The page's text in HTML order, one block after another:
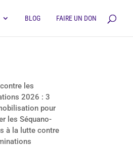
BLOG FAIRE UN DON
les
2026 : 3
pour
les Séquano-
à la lutte contre